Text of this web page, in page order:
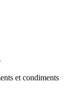
et condiments